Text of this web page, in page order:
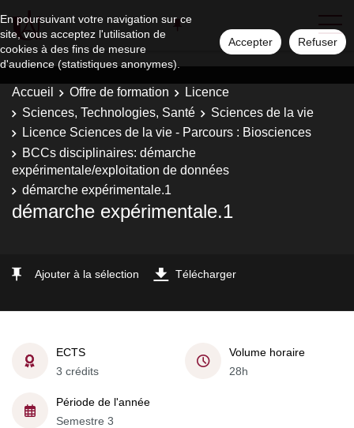
En poursuivant votre navigation sur ce
site, vous acceptez l'utilisation de
cookies à des fins de mesure
d'audience (statistiques anonymes).
Accepter Refuser
Accueil Offre de formation
Licence
Sciences, Technologies, Santé
Sciences de la vie
Licence Sciences de la vie - Parcours : Biosciences
BCCs disciplinaires: démarche
expérimentale/exploitation de données
démarche expérimentale.1
démarche expérimentale.1
Ajouter à la sélection Télécharger
ECTS
3 crédits
Volume horaire
28h
Période de l'année
Semestre 3